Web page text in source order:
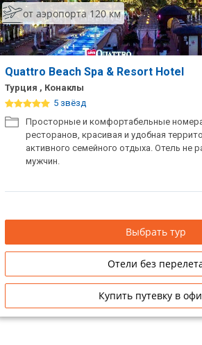
от аэропорта 120 км
Quattro Beach Spa & Resort Hotel
Турция , Конаклы
5 звёзд
Просторные и комфортабельные
ресторанов, красивая и удобная
активного семейного отдыха. Отель не
мужчин.
Выбрать тур
Отели без
Купить путевку в